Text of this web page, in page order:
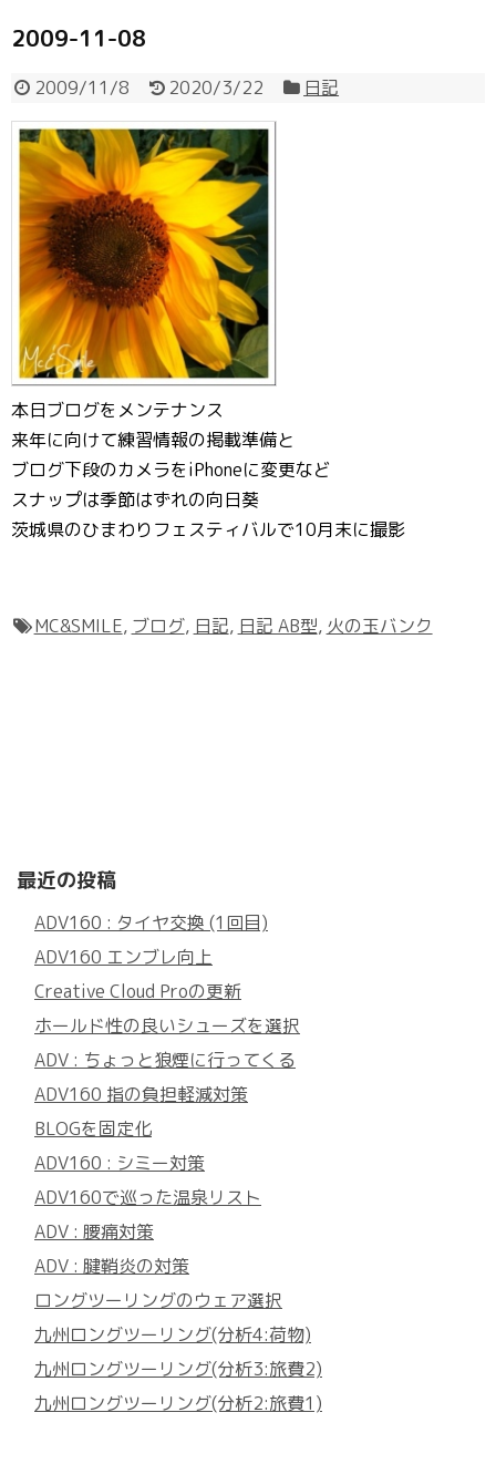
2009-11-08
2009/11/8 2020/3/22 日記
本日ブログをメンテナンス
来年に向けて練習情報の掲載準備と
ブログ下段のカメラをiPhoneに変更など
スナップは季節はずれの向日葵
茨城県のひまわりフェスティバルで10月末に撮影
MC&SMILE, ブログ, 日記, 日記 AB型, 火の玉バンク
最近の投稿
ADV160 : タイヤ交換 (1回目)
ADV160 エンブレ向上
Creative Cloud Proの更新
ホールド性の良いシューズを選択
ADV : ちょっと狼煙に行ってくる
ADV160 指の負担軽減対策
BLOGを固定化
ADV160 : シミー対策
ADV160で巡った温泉リスト
ADV : 腰痛対策
ADV : 腱鞘炎の対策
ロングツーリングのウェア選択
九州ロングツーリング(分析4:荷物)
九州ロングツーリング(分析3:旅費2)
九州ロングツーリング(分析2:旅費1)